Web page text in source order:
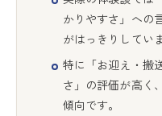
かりやすさ」への
がはっきりしてい
特に「お迎え・搬
さ」の評価が高く
傾向です。